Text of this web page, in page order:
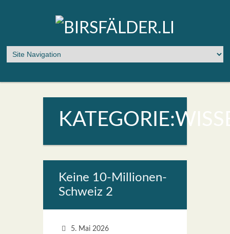
Kei­ne 10-Mil­lio­nen-
Schweiz 2
5. Mai 2026